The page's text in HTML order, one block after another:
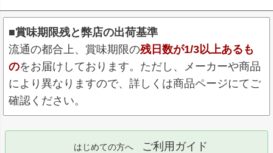
■賞味期限残と弊店の出荷基準
流通の都合上、賞味期限の残日数が1/3以上あるも
のをお届けしております。ただし、メーカーや商品
により異なりますので、詳しくは商品ページにてご
確認ください。
はじめての方へ ご利用ガイド